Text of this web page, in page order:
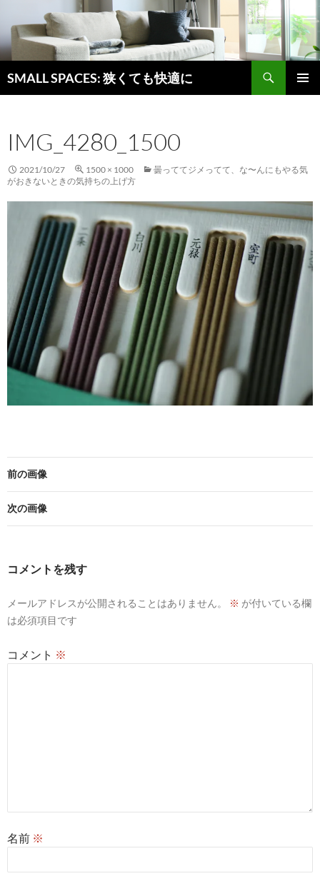
SMALL SPACES: 狭くても快適に
索
ン
ツ
へ
ス
IMG_4280_1500
2021/10/27 1500 × 1000
曇っててジメってて、な〜んにもやる気
がおきないときの気持ちの上げ方
前の画像
次の画像
コメントを残す
メールアドレスが公開されることはありません。 ※ が付いている欄
は必須項目です
コメント ※
名前 ※